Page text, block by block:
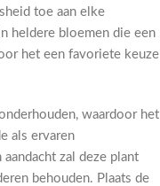
toe aan elke
heldere bloemen die een
het een favoriete keuze
waardoor het
als ervaren
zal deze plant
behouden. Plaats de